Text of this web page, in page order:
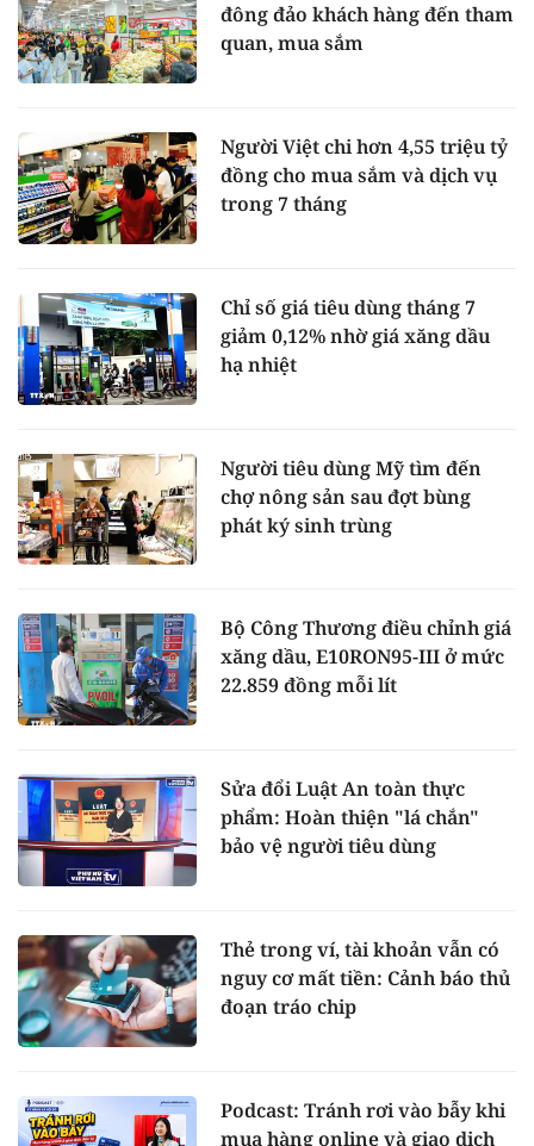
đông đảo khách hàng đến tham
quan, mua sắm
Người Việt chi hơn 4,55 triệu tỷ
đồng cho mua sắm và dịch vụ
trong 7 tháng
Chỉ số giá tiêu dùng tháng 7
giảm 0,12% nhờ giá xăng dầu
hạ nhiệt
Người tiêu dùng Mỹ tìm đến
chợ nông sản sau đợt bùng
phát ký sinh trùng
Bộ Công Thương điều chỉnh giá
xăng dầu, E10RON95-III ở mức
22.859 đồng mỗi lít
Sửa đổi Luật An toàn thực
phẩm: Hoàn thiện "lá chắn"
bảo vệ người tiêu dùng
Thẻ trong ví, tài khoản vẫn có
nguy cơ mất tiền: Cảnh báo thủ
đoạn tráo chip
Podcast: Tránh rơi vào bẫy khi
mua hàng online và giao dịch